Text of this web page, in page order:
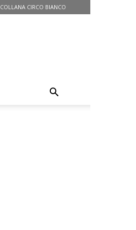
COLLANA CIRCO BIANCO